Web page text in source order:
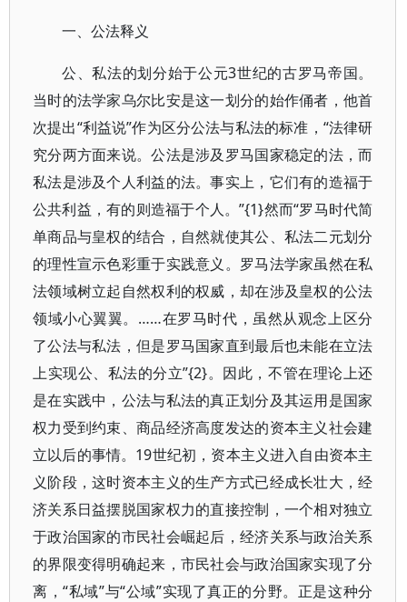
一、公法释义
公、私法的划分始于公元3世纪的古罗马帝国。
当时的法学家乌尔比安是这一划分的始作俑者，他首
次提出“利益说”作为区分公法与私法的标准，“法律研
究分两方面来说。公法是涉及罗马国家稳定的法，而
私法是涉及个人利益的法。事实上，它们有的造福于
公共利益，有的则造福于个人。”{1}然而“罗马时代简
单商品与皇权的结合，自然就使其公、私法二元划分
的理性宣示色彩重于实践意义。罗马法学家虽然在私
法领域树立起自然权利的权威，却在涉及皇权的公法
领域小心翼翼。……在罗马时代，虽然从观念上区分
了公法与私法，但是罗马国家直到最后也未能在立法
上实现公、私法的分立”{2}。因此，不管在理论上还
是在实践中，公法与私法的真正划分及其运用是国家
权力受到约束、商品经济高度发达的资本主义社会建
立以后的事情。19世纪初，资本主义进入自由资本主
义阶段，这时资本主义的生产方式已经成长壮大，经
济关系日益摆脱国家权力的直接控制，一个相对独立
于政治国家的市民社会崛起后，经济关系与政治关系
的界限变得明确起来，市民社会与政治国家实现了分
离，“私域”与“公域”实现了真正的分野。正是这种分